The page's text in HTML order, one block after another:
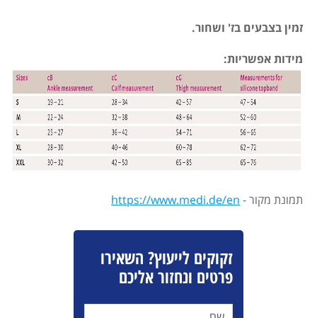
זמין בצבעים בז' ושחור.
מידות אפשריות:
תמונת מקור - https://www.medi.de/en
זקוקים לייעוץ? השאירו
פרטים ונחזור אליכם